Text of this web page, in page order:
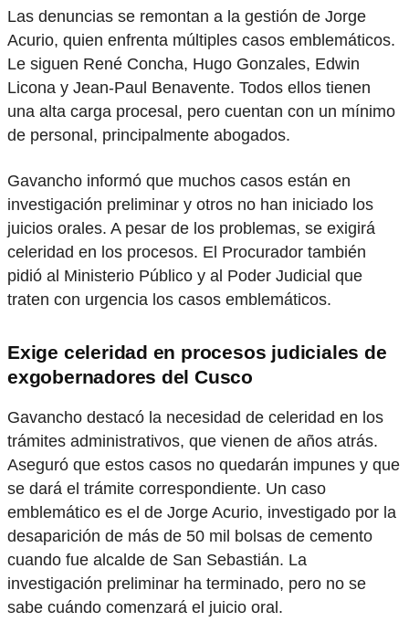
Las denuncias se remontan a la gestión de Jorge
Acurio, quien enfrenta múltiples casos emblemáticos.
Le siguen René Concha, Hugo Gonzales, Edwin
Licona y Jean-Paul Benavente. Todos ellos tienen
una alta carga procesal, pero cuentan con un mínimo
de personal, principalmente abogados.
Gavancho informó que muchos casos están en
investigación preliminar y otros no han iniciado los
juicios orales. A pesar de los problemas, se exigirá
celeridad en los procesos. El Procurador también
pidió al Ministerio Público y al Poder Judicial que
traten con urgencia los casos emblemáticos.
Exige celeridad en procesos judiciales de
exgobernadores del Cusco
Gavancho destacó la necesidad de celeridad en los
trámites administrativos, que vienen de años atrás.
Aseguró que estos casos no quedarán impunes y que
se dará el trámite correspondiente. Un caso
emblemático es el de Jorge Acurio, investigado por la
desaparición de más de 50 mil bolsas de cemento
cuando fue alcalde de San Sebastián. La
investigación preliminar ha terminado, pero no se
sabe cuándo comenzará el juicio oral.